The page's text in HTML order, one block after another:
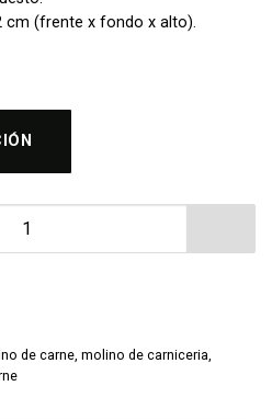
cm (frente x fondo x alto).
MPK-22ES cantidad
de carne molino de carniceria